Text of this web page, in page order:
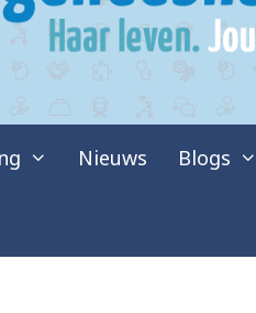
Nieuws Blogs